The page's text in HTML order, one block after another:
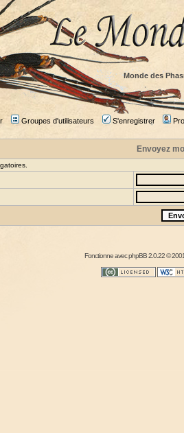
Monde des
Groupes d'utilisateurs S'enregistrer
Envoyez
Fonctionne avecphpBB2.0.22 ©